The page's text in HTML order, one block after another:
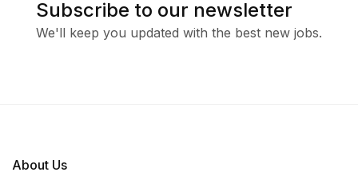
Subscribe to our newsletter
We'll keep you updated with the best new jobs.
About Us